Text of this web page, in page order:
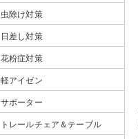
虫除け対策
日差し対策
花粉症対策
軽アイゼン
サポーター
トレールチェア＆テーブル